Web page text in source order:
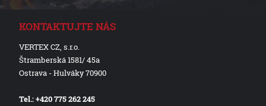
KONTAKTUJTE NÁS
VERTEX CZ, s.r.o.
Štramberská 1581/ 45a
Ostrava - Hulváky 70900
Tel.: +420 775 262 245